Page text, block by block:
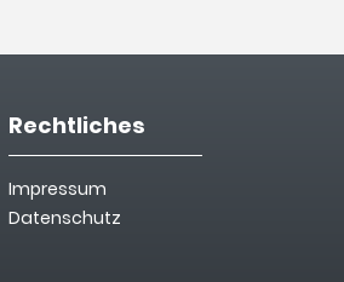
Rechtliches
Impressum
Datenschutz